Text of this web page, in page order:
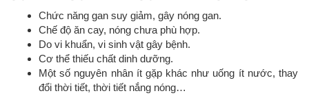
Chức năng gan suy giảm, gây nóng gan.
Chế độ ăn cay, nóng chưa phù hợp.
Do vi khuẩn, vi sinh vật gây bệnh.
Cơ thể thiếu chất dinh dưỡng.
Một số nguyên nhân ít gặp khác như uống ít nước, thay
đổi thời tiết, thời tiết nắng nóng…